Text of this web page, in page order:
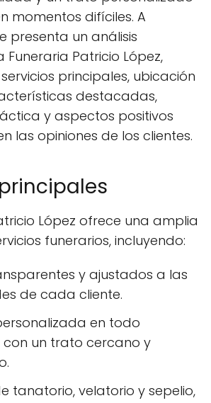
momentos difíciles. A
presenta un análisis
Patricio López,
principales, ubicación
destacadas,
y aspectos positivos
las opiniones de los clientes.
López ofrece una amplia
funerarios, incluyendo:
y ajustados a las
de cada cliente.
en todo
con un trato cercano y
tanatorio, velatorio y sepelio,